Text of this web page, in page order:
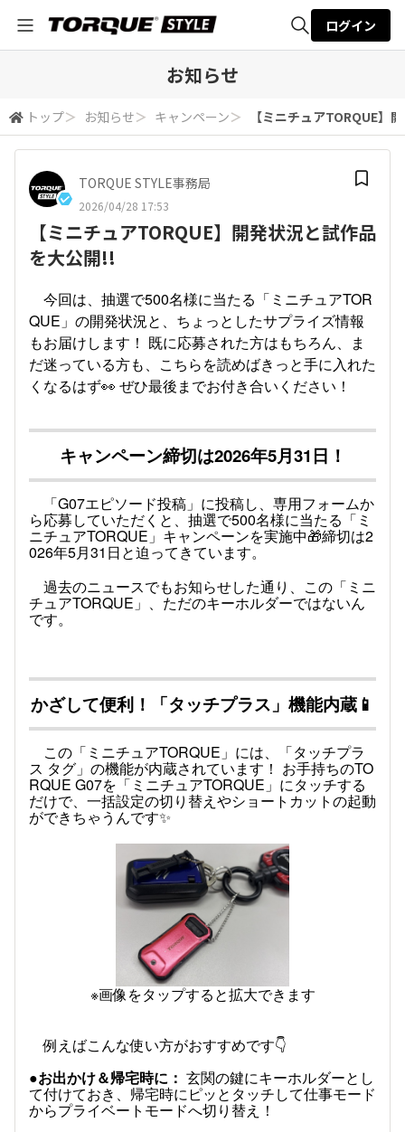
検索
ログイン
お知らせ
トップ＞ お知らせ＞ キャンペーン＞ 【ミニチュアTORQUE】
TORQUE STYLE事務局
2026/04/28 17:53
【ミニチュアTORQUE】開発状況と試作品
を大公開!!
今回は、抽選で500名様に当たる「ミニチュアTOR
QUE」の開発状況と、ちょっとしたサプライズ情報
もお届けします！ 既に応募された方はもちろん、ま
だ迷っている方も、こちらを読めばきっと手に入れた
くなるはず👀 ぜひ最後までお付き合いください！
キャンペーン締切は2026年5月31日！
「G07エピソード投稿」に投稿し、専用フォームか
ら応募していただくと、抽選で500名様に当たる「ミ
ニチュアTORQUE」キャンペーンを実施中🎁締切は2
026年5月31日と迫ってきています。
過去のニュースでもお知らせした通り、この「ミニ
チュアTORQUE」、ただのキーホルダーではないん
です。
かざして便利！「タッチプラス」機能内蔵📱
この「ミニチュアTORQUE」には、「タッチプラ
ス タグ」の機能が内蔵されています！ お手持ちのTO
RQUE G07を「ミニチュアTORQUE」にタッチする
だけで、一括設定の切り替えやショートカットの起動
ができちゃうんです✨
※画像をタップすると拡大できます
例えばこんな使い方がおすすめです👇
●お出かけ＆帰宅時に： 玄関の鍵にキーホルダーとし
て付けておき、帰宅時にピッとタッチして仕事モード
からプライベートモードへ切り替え！